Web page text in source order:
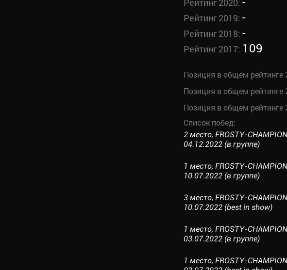
Рейтинг 2020:
Рейтинг 2019: -
Рейтинг 2018: -
Рейтинг 2017: 109
Позиция в общем рейтинге
Позиция в общем рейтинге
Позиция в общем рейтинге
Список побед:
2 место, FROSTY-
04.12.2022 (в группе)
1 место, FROSTY-
10.07.2022 (в группе)
3 место, FROSTY-
10.07.2022 (best in show)
1 место, FROSTY-
03.07.2022 (в группе)
1 место, FROSTY-